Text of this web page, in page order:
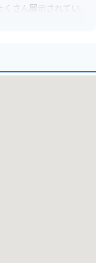
さん展示されてい
めるので、家族連れ